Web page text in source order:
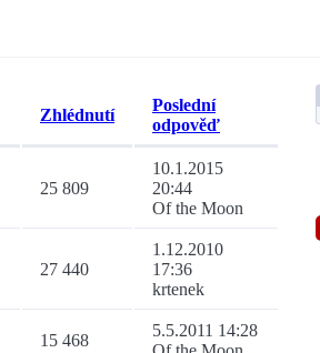
Zhlédnutí
Poslední
odpověď
25 809
10.1.2015
20:44
Of the Moon
27 440
1.12.2010
17:36
krtenek
15 468
5.5.2011 14:28